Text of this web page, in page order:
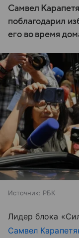
Самвел
поблагодарил
его во время
Источник: РБК
Лидер блока
Самвел